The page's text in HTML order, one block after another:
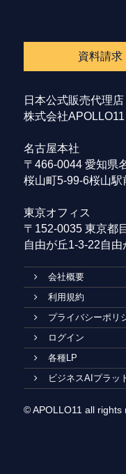
資料請求
日本公式販売代理店
株式会社APOLLO11
名古屋本社
〒466-0044 愛知県
桜山町5-99-6桜山駅
東京オフィス
〒152-0035 東京都
自由が丘1-3-22自
会社概要
利用規約
プライバシーポリ
ログイン
各種LP
ビジネスAIプラッ
© APOLLO11 all rights